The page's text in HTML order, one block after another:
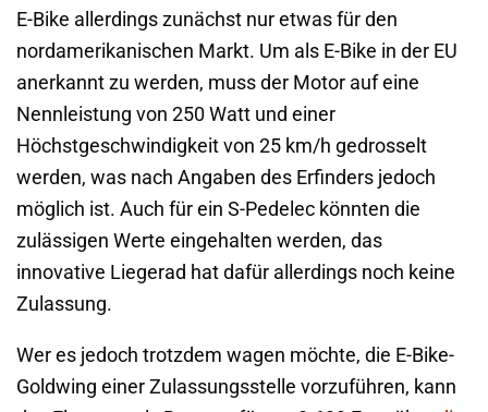
E-Bike allerdings zunächst nur etwas für den
nordamerikanischen Markt. Um als E-Bike in der EU
anerkannt zu werden, muss der Motor auf eine
Nennleistung von 250 Watt und einer
Höchstgeschwindigkeit von 25 km/h gedrosselt
werden, was nach Angaben des Erfinders jedoch
möglich ist. Auch für ein S-Pedelec könnten die
zulässigen Werte eingehalten werden, das
innovative Liegerad hat dafür allerdings noch keine
Zulassung.
Wer es jedoch trotzdem wagen möchte, die E-Bike-
Goldwing einer Zulassungsstelle vorzuführen, kann